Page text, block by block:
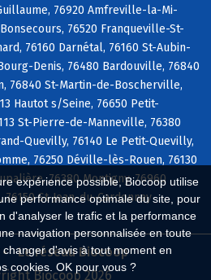
expérience possible, Biocoop utilise
performance optimale du site, pour
d'analyser le trafic et la performance
navigation personnalisée en toute
d'avis à tout moment en
cookies. OK pour vous ?
76920 Amfreville-la-Mi-
76520 Franqueville-St-
76160 Darnétal, 76160 St-Aubin-
Denis, 76480 Bardouville, 76840
76840 St-Martin-de-Boscherville,
Hautot s/Seine, 76650 Petit-
St-Pierre-de-Manneville, 76380
Quevilly, 76140 Le Petit-Quevilly,
76250 Déville-lès-Rouen, 76130
76380 Montigny, 76960
St-Jean-du-Cardonnay
Le réseau Biocoop
Biocoop 2026